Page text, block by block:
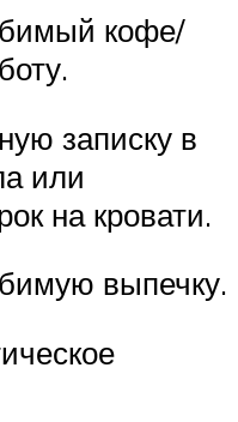
кофе/
записку в
или
на кровати.
выпечку.